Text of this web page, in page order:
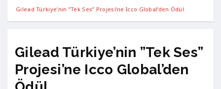
Gilead Türkiye’nin ”Tek Ses” Projesi’ne Icco Global’den Ödül
Gilead Türkiye’nin ”Tek Ses”
Projesi’ne Icco Global’den